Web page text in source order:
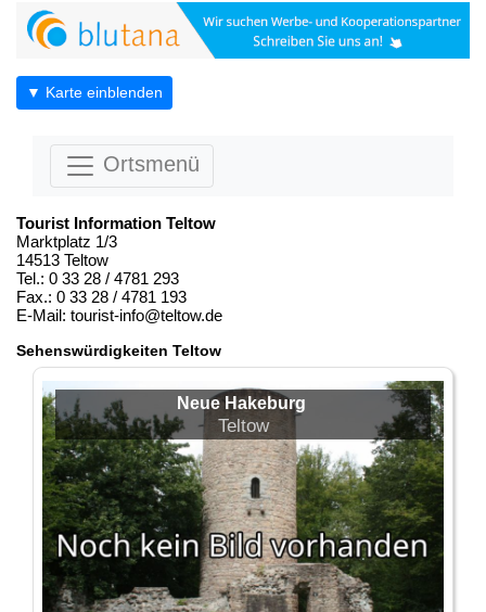
▼ Karte einblenden
Ortsmenü
Tourist Information Teltow
Marktplatz 1/3
14513 Teltow
Tel.: 0 33 28 / 4781 293
Fax.: 0 33 28 / 4781 193
E-Mail: tourist-info@teltow.de
Sehenswürdigkeiten Teltow
Neue Hakeburg
Teltow